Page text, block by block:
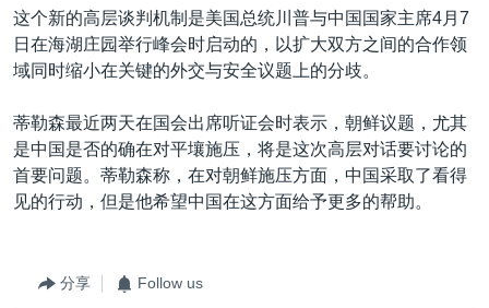
关注新疆
GEN Z 看美国
这个新的高层谈判机制是美国总统川普与中国国家主席4月7
日在海湖庄园举行峰会时启动的，以扩大双方之间的合作领
域同时缩小在关键的外交与安全议题上的分歧。
蒂勒森最近两天在国会出席听证会时表示，朝鲜议题，尤其
是中国是否的确在对平壤施压，将是这次高层对话要讨论的
首要问题。蒂勒森称，在对朝鲜施压方面，中国采取了看得
见的行动，但是他希望中国在这方面给予更多的帮助。
分享 Follow us